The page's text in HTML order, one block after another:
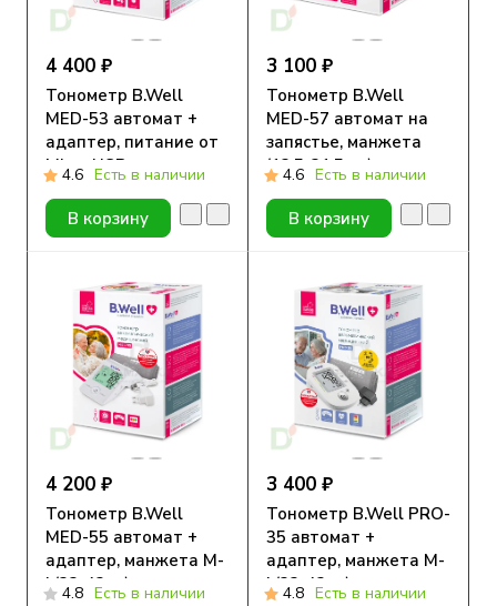
4 400 ₽
Тонометр B.Well
MED-53 автомат +
адаптер, питание от
Micro USB, манжета
M-L (22-42см)
4.6 Есть в наличии
В корзину
3 100 ₽
Тонометр B.Well
MED-57 автомат на
запястье, манжета
(13,5-21,5 см)
4.6 Есть в наличии
В корзину
4 200 ₽
Тонометр B.Well
MED-55 автомат +
адаптер, манжета M-
L(22-42см)
4.8 Есть в наличии
3 400 ₽
Тонометр B.Well PRO-
35 автомат +
адаптер, манжета M-
L(22-42см)
4.8 Есть в наличии